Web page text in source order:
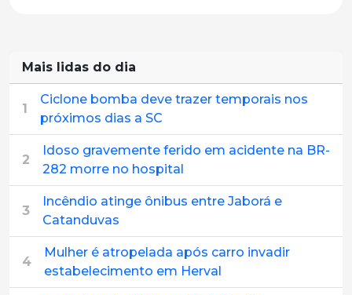
Mais lidas do dia
1
Ciclone bomba deve trazer temporais nos
próximos dias a SC
2
Idoso gravemente ferido em acidente na BR-
282 morre no hospital
3
Incêndio atinge ônibus entre Jaborá e
Catanduvas
4
Mulher é atropelada após carro invadir
estabelecimento em Herval